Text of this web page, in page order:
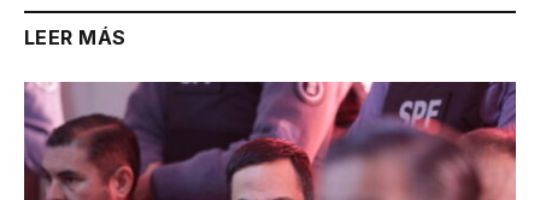
LEER MÁS